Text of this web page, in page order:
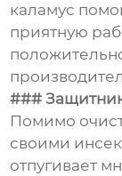
каламус
приятную
###
Помимо
своими
отпугивает